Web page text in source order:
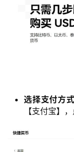
选择支付方式
【支付宝】